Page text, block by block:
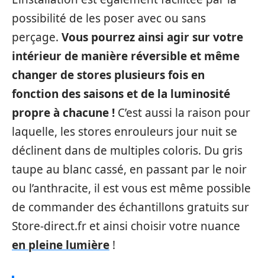
possibilité de les poser avec ou sans
perçage. Vous pourrez ainsi agir sur votre
intérieur de manière réversible et même
changer de stores plusieurs fois en
fonction des saisons et de la luminosité
propre à chacune ! C’est aussi la raison pour
laquelle, les stores enrouleurs jour nuit se
déclinent dans de multiples coloris. Du gris
taupe au blanc cassé, en passant par le noir
ou l’anthracite, il est vous est même possible
de commander des échantillons gratuits sur
Store-direct.fr et ainsi choisir votre nuance
en pleine lumière !